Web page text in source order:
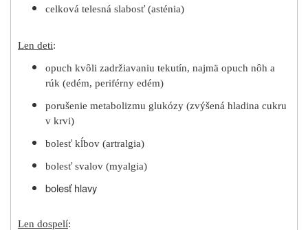
celková telesná slabosť (asténia)
Len deti:
opuch kvôli zadržiavaniu tekutín, najmä opuch nôh a
rúk (edém, periférny edém)
porušenie metabolizmu glukózy (zvýšená hladina cukru
v krvi)
bolesť kĺbov (artralgia)
bolesť svalov (myalgia)
bolesť hlavy
Len dospelí: